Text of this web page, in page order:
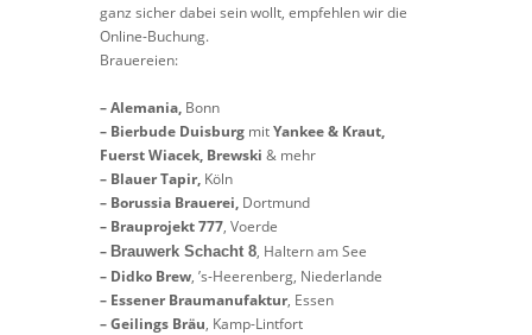
ganz sicher dabei sein wollt, empfehlen wir die
Online-Buchung.
Brauereien:
– Alemania, Bonn
– Bierbude Duisburg mitYankee & Kraut,
Fuerst Wiacek, Brewski & mehr
– Blauer Tapir, Köln
– Borussia Brauerei, Dortmund
– Brauprojekt 777, Voerde
– Brauwerk Schacht 8, Haltern am See
– Didko Brew, ’s-Heerenberg, Niederlande
– Essener Braumanufaktur, Essen
–Geilings Bräu, Kamp-Lintfort